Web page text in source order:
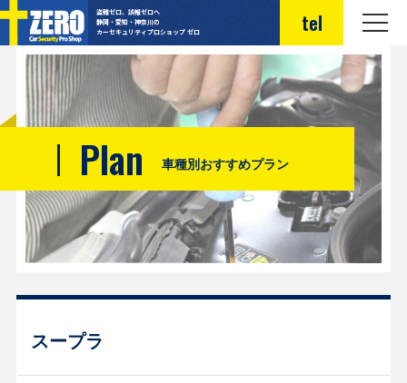
盗難ゼロ、誤報ゼロへ
静岡・愛知・神奈川の
カーセキュリティプロショップ ゼロ
tel
Plan 車種別おすすめプラン
スープラ